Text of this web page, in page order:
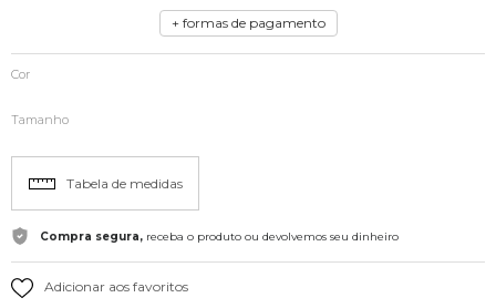
+ formas de pagamento
Cor
Tamanho
Tabela de medidas
Compra segura, receba o produto ou devolvemos seu dinheiro
Adicionar aos favoritos